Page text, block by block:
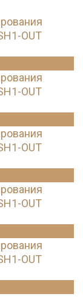
OUT
OUT
OUT
OUT
OUT